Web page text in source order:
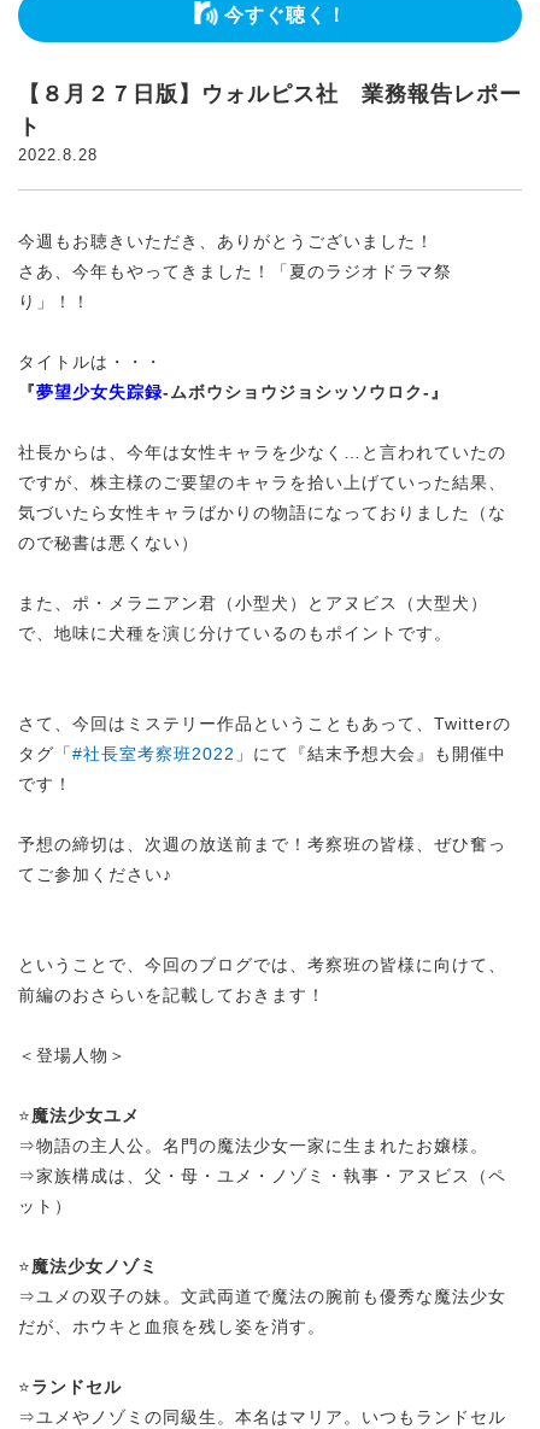
今すぐ聴く！
【８月２７日版】ウォルピス社 業務報告レポー
ト
2022.8.28
今週もお聴きいただき、ありがとうございました！
さあ、今年もやってきました！「夏のラジオドラマ祭
り」！！
タイトルは・・・
『夢望少女失踪録-ムボウショウジョシッソウロク-』
社長からは、今年は女性キャラを少なく…と言われていたの
ですが、株主様のご要望のキャラを拾い上げていった結果、
気づいたら女性キャラばかりの物語になっておりました（な
ので秘書は悪くない）
また、ポ・メラニアン君（小型犬）とアヌビス（大型犬）
で、地味に犬種を演じ分けているのもポイントです。
さて、今回はミステリー作品ということもあって、Twitterの
タグ「#社長室考察班2022 」にて『結末予想大会』も開催中
です！
予想の締切は、次週の放送前まで！ 考察班の皆様、ぜひ奮っ
てご参加ください♪
ということで、今回のブログでは、考察班の皆様に向けて、
前編のおさらいを記載しておきます！
＜登場人物＞
⭐魔法少女ユメ
⇒物語の主人公。名門の魔法少女一家に生まれたお嬢様。
⇒家族構成は、父・母・ユメ・ノゾミ・執事・アヌビス（ペ
ット）
⭐魔法少女ノゾミ
⇒ユメの双子の妹。文武両道で魔法の腕前も優秀な魔法少女
だが、ホウキと血痕を残し姿を消す。
⭐ランドセル
⇒ユメやノゾミの同級生。本名はマリア。いつもランドセル